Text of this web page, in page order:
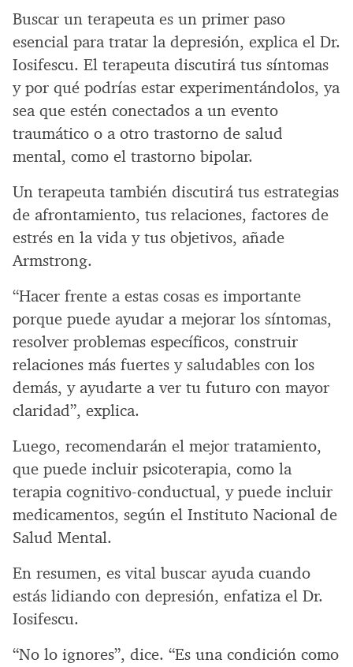
Buscar un terapeuta es un primer paso
esencial para tratar la depresión, explica el Dr.
Iosifescu. El terapeuta discutirá tus síntomas
y por qué podrías estar experimentándolos, ya
sea que estén conectados a un evento
traumático o a otro trastorno de salud
mental, como el trastorno bipolar.
Un terapeuta también discutirá tus estrategias
de afrontamiento, tus relaciones, factores de
estrés en la vida y tus objetivos, añade
Armstrong.
“Hacer frente a estas cosas es importante
porque puede ayudar a mejorar los síntomas,
resolver problemas específicos, construir
relaciones más fuertes y saludables con los
demás, y ayudarte a ver tu futuro con mayor
claridad”, explica.
Luego, recomendarán el mejor tratamiento,
que puede incluir psicoterapia, como la
terapia cognitivo-conductual, y puede incluir
medicamentos, según el Instituto Nacional de
Salud Mental.
En resumen, es vital buscar ayuda cuando
estás lidiando con depresión, enfatiza el Dr.
Iosifescu.
“No lo ignores”, dice. “Es una condición como